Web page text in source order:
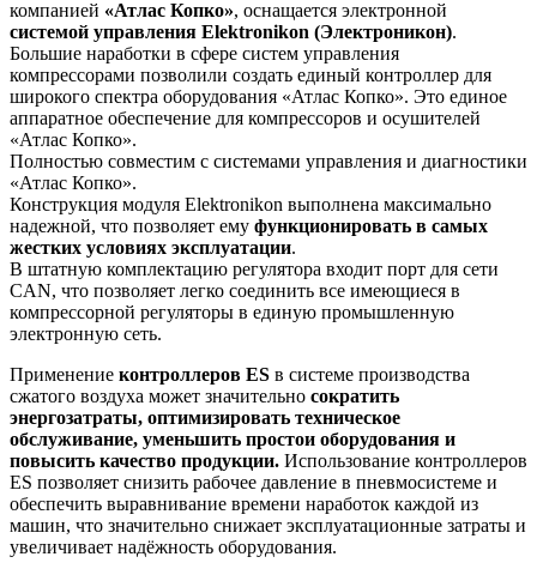
компанией «Атлас Копко», оснащается электронной
системой управления Elektronikon (Электроникон).
Большие наработки в сфере систем управления
компрессорами позволили создать единый контроллер для
широкого спектра оборудования «Атлас Копко». Это единое
аппаратное обеспечение для компрессоров и осушителей
«Атлас Копко».
Полностью совместим с системами управления и диагностики
«Атлас Копко».
Конструкция модуля Elektronikon выполнена максимально
надежной, что позволяет ему функционировать в самых
жестких условиях эксплуатации.
В штатную комплектацию регулятора входит порт для сети
CAN, что позволяет легко соединить все имеющиеся в
компрессорной регуляторы в единую промышленную
электронную сеть.
Применение контроллеров ES в системе производства
сжатого воздуха может значительно сократить
энергозатраты, оптимизировать техническое
обслуживание, уменьшить простои оборудования и
повысить качество продукции. Использование контроллеров
ES позволяет снизить рабочее давление в пневмосистеме и
обеспечить выравнивание времени наработок каждой из
машин, что значительно снижает эксплуатационные затраты и
увеличивает надёжность оборудования.